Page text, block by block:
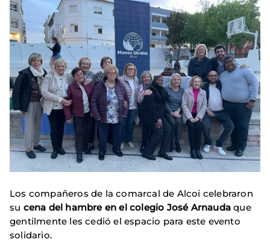
Los compañeros de la comarcal de Alcoi celebraron
su cena del hambre en el colegio José Arnauda que
gentilmente les cedió el espacio para este evento
solidario.